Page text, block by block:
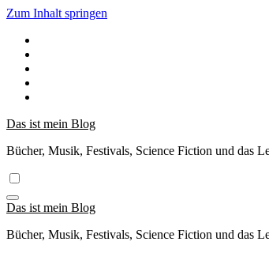
Zum Inhalt springen
Das ist mein Blog
Bücher, Musik, Festivals, Science Fiction und das
Das ist mein Blog
Bücher, Musik, Festivals, Science Fiction und das